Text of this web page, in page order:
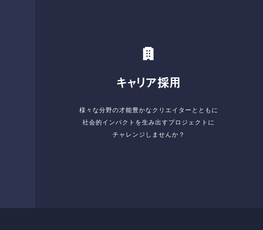
キャリア採用
様々な分野の才能豊かなクリエイターとともに
社会的インパクトを生み出すプロジェクトに
チャレンジしませんか？